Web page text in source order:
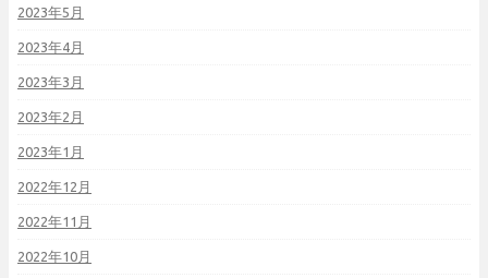
2023年5月
2023年4月
2023年3月
2023年2月
2023年1月
2022年12月
2022年11月
2022年10月